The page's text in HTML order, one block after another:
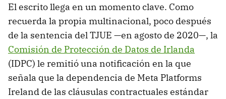
El escrito llega en un momento clave. Como
recuerda la propia multinacional, poco después
de la sentencia del TJUE —en agosto de 2020—, la
Comisión de Protección de Datos de Irlanda
(IDPC) le remitió una notificación en la que
señala que la dependencia de Meta Platforms
Ireland de las cláusulas contractuales estándar